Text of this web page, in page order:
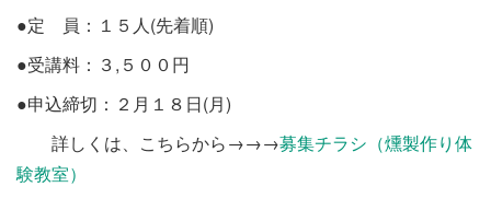
●定 員：１５人(先着順)
●受講料：３,５００円
●申込締切：２月１８日(月)
詳しくは、こちらから→→→募集チラシ（燻製作り体
験教室）